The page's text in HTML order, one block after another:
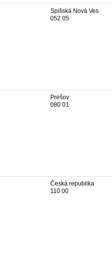
Spišská Nová Ves
052 05
Prešov
080 01
Česká republika
110 00